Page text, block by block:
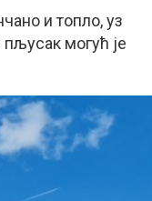
и топло, уз
пљусак могућ је